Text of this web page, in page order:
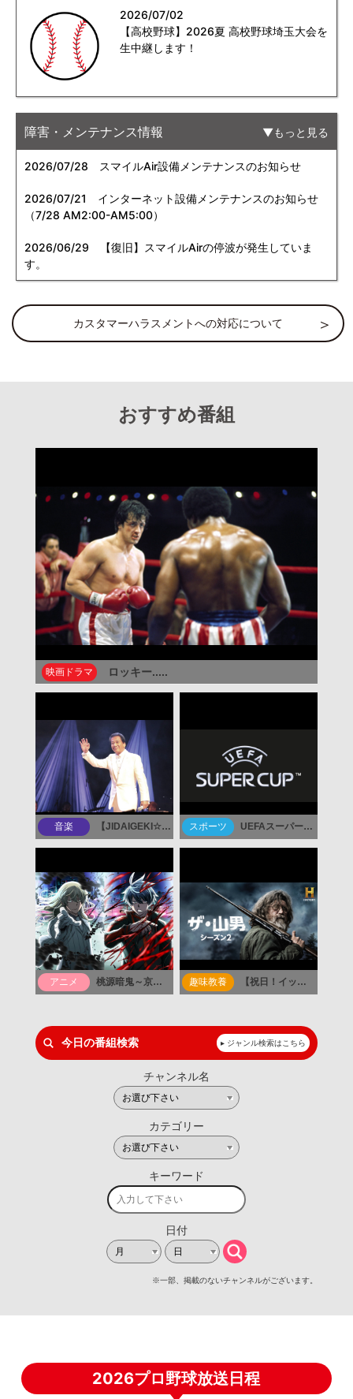
2026/07/02
【高校野球】2026夏 高校野球埼玉大会を
生中継します！
障害・メンテナンス情報 もっと見る
2026/07/28 スマイルAir設備メンテナンスのお知らせ
2026/07/21
インターネット設備メンテナンスのお知らせ
（7/28 AM2:00-AM5:00）
2026/06/29 【復旧】スマイルAirの停波が発生していま
す。
カスタマーハラスメントへの対応について
おすすめ番組
2026プロ野球放送日程